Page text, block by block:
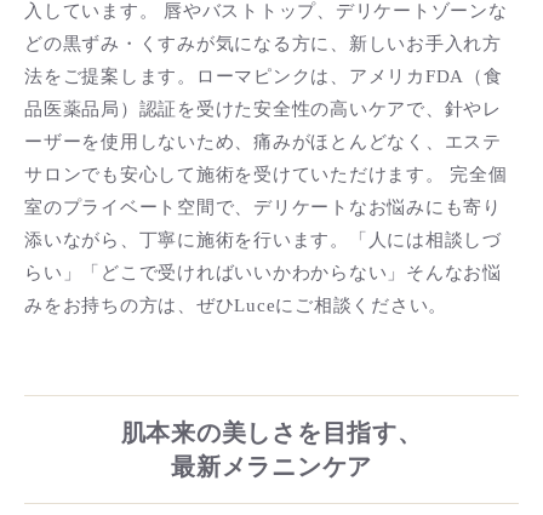
入しています。 唇やバストトップ、デリケートゾーンな
どの黒ずみ・くすみが気になる方に、新しいお手入れ方
法をご提案します。ローマピンクは、アメリカFDA（食
品医薬品局）認証を受けた安全性の高いケアで、針やレ
ーザーを使用しないため、痛みがほとんどなく、エステ
サロンでも安心して施術を受けていただけます。 完全個
室のプライベート空間で、デリケートなお悩みにも寄り
添いながら、丁寧に施術を行います。「人には相談しづ
らい」「どこで受ければいいかわからない」そんなお悩
みをお持ちの方は、ぜひLuceにご相談ください。
肌本来の美しさを目指す、
最新メラニンケア